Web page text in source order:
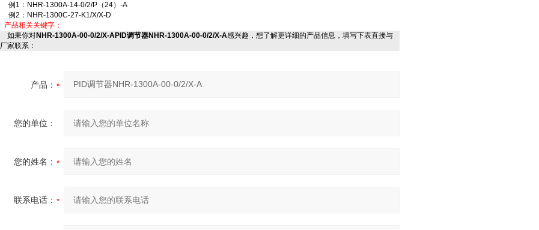
例1：NHR-1300A-14-0/2/P（24）-A
例2：NHR-1300C-27-K1/X/X-D
产品相关关键字：
如果你对NHR-1300A-00-0/2/X-APID调节器NHR-1300A-00-0/2/X-A感兴趣，想了解更详细的产品信息，填写下表直接与
厂家联系：
产品：
您的单位：
您的姓名：
联系电话：